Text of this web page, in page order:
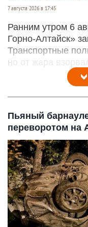
7 августа 2026 в 17:45
Ранним утром 6
Горно-Алтайск»
Транспортные
но от жара
Пьяный
переворотом на